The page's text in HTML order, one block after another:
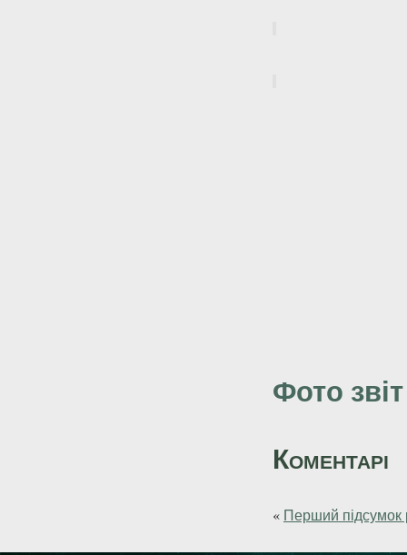
Фото звіт
Коментарі
« Перший підсумок